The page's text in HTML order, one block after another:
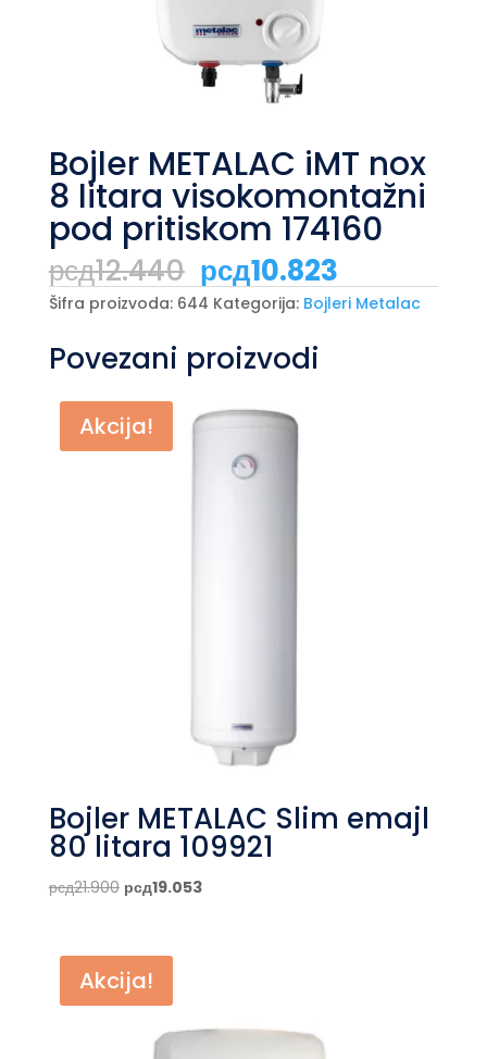
Bojler METALAC iMT nox
8 litara visokomontažni
pod pritiskom 174160
рсд12.440 Originalna
cena
je
рсд12.440.
рсд10.823Trenutna
cena
je:
Šifra proizvoda: 644 Kategorija: Bojleri Metalac
Povezani proizvodi
Akcija!
Bojler METALAC Slim emajl
80 litara 109921
рсд21.900 Originalna
bila:
рсд21.900.
рсд19.053Trenutna
Akcija!